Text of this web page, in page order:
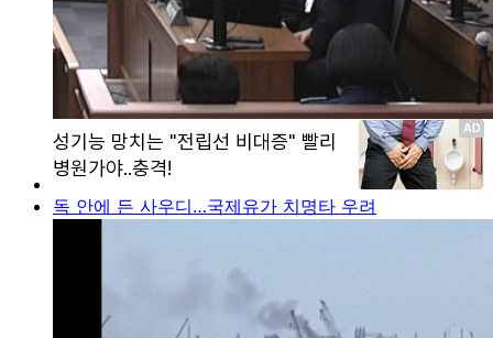
독 안에 든 사우디…국제유가 치명타 우려